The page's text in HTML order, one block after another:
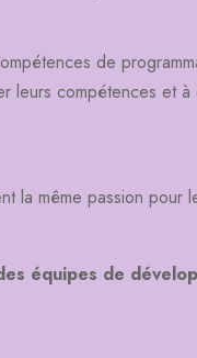
de
leurs compétences et
même passion
équipes de